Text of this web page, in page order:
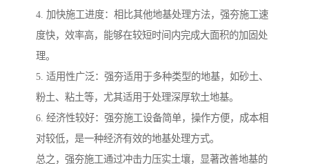
4. 加快施工进度：相比其他地基处理方法，强夯施工速
度快，效率高，能够在较短时间内完成大面积的加固处
理。
5. 适用性广泛：强夯适用于多种类型的地基，如砂土、
粉土、粘土等，尤其适用于处理深厚软土地基。
6. 经济性较好：强夯施工设备简单，操作方便，成本相
对较低，是一种经济有效的地基处理方式。
总之，强夯施工通过冲击力压实土壤，显著改善地基的